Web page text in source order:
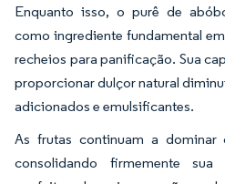
Enquanto isso, o purê de
como ingrediente fundamental
recheios para panificação. Sua
proporcionar dulçor natural
adicionados e emulsificantes.
As frutas continuam a dominar
consolidando firmemente